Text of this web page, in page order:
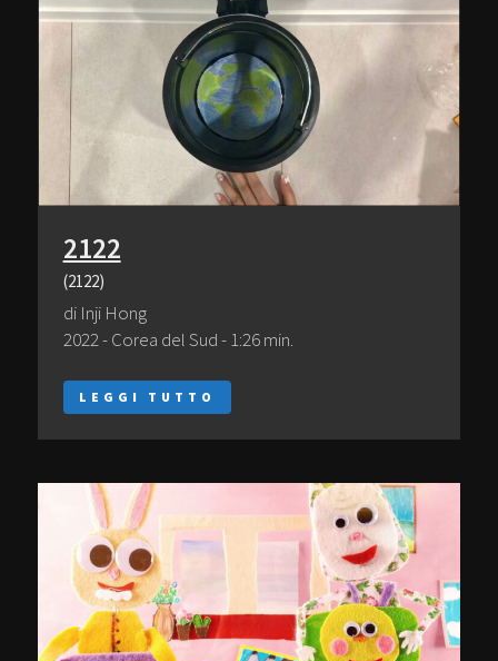
2122
(2122)
di Inji Hong
2022 - Corea del Sud - 1:26 min.
LEGGI TUTTO